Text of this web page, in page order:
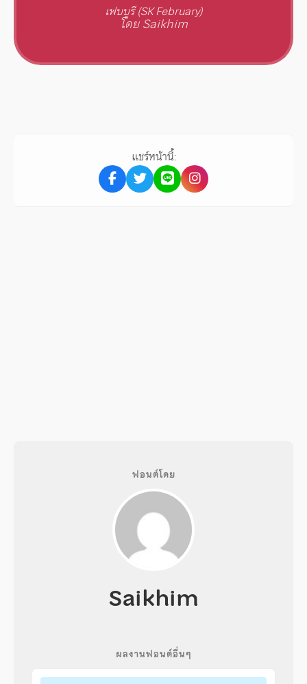
เฟบบูรี (SK February)
โดย Saikhim
แชร์หน้านี้:
ฟอนต์โดย
Saikhim
ผลงานฟอนต์อื่นๆ